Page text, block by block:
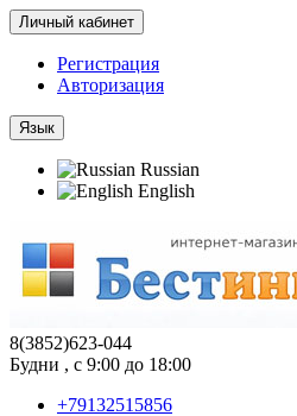
Личный кабинет
Регистрация
Авторизация
Язык
Russian
English
8(3852)623-044
Будни , с 9:00 до 18:00
+79132515856